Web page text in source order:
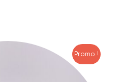
Promo !